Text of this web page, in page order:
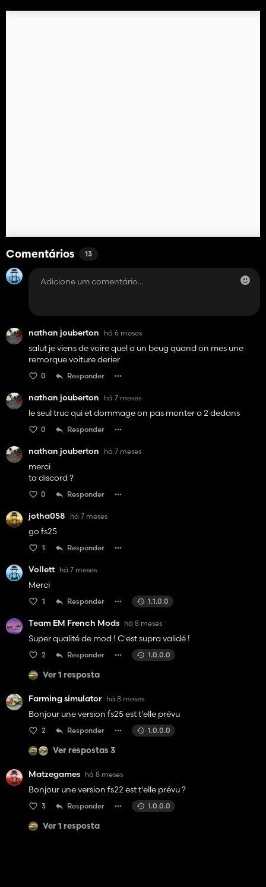
Comentários 13
nathan jouberton há 6 meses
salut je viens de voire quel a un beug quand on mes une
remorque voiture derier
0 Responder
nathan jouberton há 7 meses
le seul truc qui et dommage on pas monter a 2 dedans
0 Responder
nathan jouberton há 7 meses
merci
ta discord ?
0 Responder
jotha058 há 7 meses
go fs25
1 Responder
Vollett há 7 meses
Merci
1 Responder 1.1.0.0
Team EM French Mods há 8 meses
Super qualité de mod ! C'est supra validé !
2 Responder 1.0.0.0
Ver 1 resposta
Farming simulator há 8 meses
Bonjour une version fs25 est t'elle prévu
2 Responder 1.0.0.0
Ver respostas 3
Matzegames há 8 meses
Bonjour une version fs22 est t'elle prévu ?
3 Responder 1.0.0.0
Ver 1 resposta